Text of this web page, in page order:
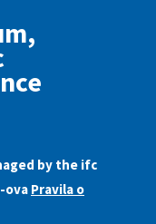
by the ifc
ova Pravila o